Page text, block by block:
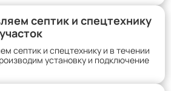
септик и спецтехнику
септик и спецтехнику и в течении
установку и подключение